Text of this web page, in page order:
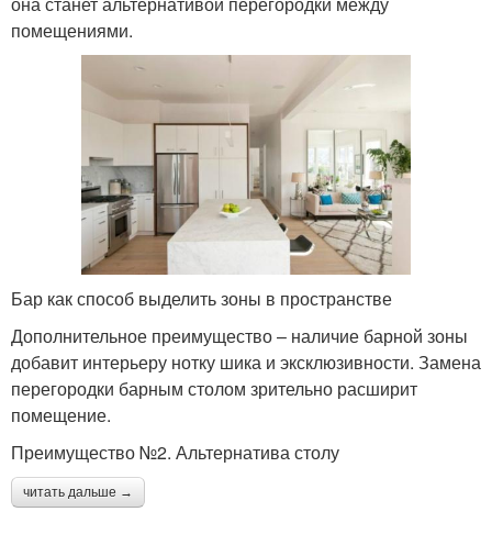
помещениями.
Бар как способ выделить зоны в пространстве
Дополнительное преимущество – наличие барной зоны
добавит интерьеру нотку шика и эксклюзивности. Замена
перегородки барным столом зрительно расширит
помещение.
Преимущество №2. Альтернатива столу
читать дальше →